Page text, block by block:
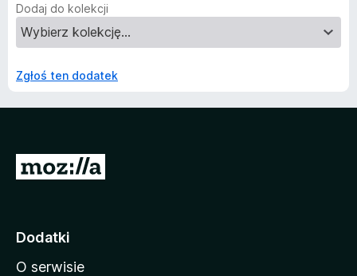
Dodaj do kolekcji
Zgłoś ten dodatek
S
o
a
Dodatki
O serwisie